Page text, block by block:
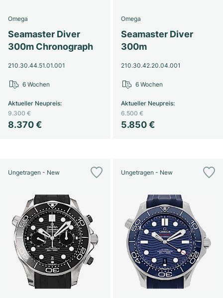
Omega
Seamaster Diver
300m Chronograph
210.30.44.51.01.001
8.370 €
Aktueller Neupreis:
9.300 €
6 Wochen
Omega
Seamaster Diver
300m
210.30.42.20.04.001
5.850 €
Aktueller Neupreis:
6.500 €
6 Wochen
Ungetragen - New Ungetragen - New